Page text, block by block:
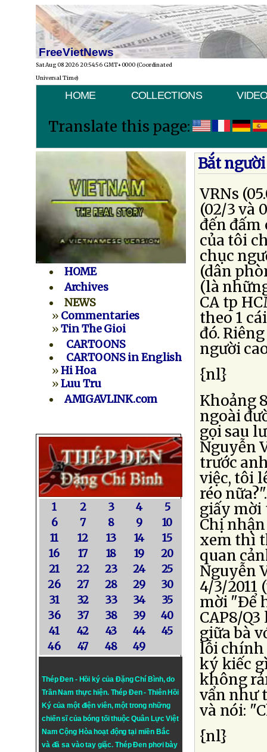
FreeVietNews
Sat Aug 08 2026 20:54:56 GMT+0000 (Coordinated
Universal Time)
HOME COLLECTIONS
Translate this page:
HOME
Archives
NEWS
» Commentaries
»Tin The Gioi
CARTOONS
CARTOONS in English
»Hi Hoa
»Luu Tru
AMIGAVLINK.com
1 2 3 4
5
6
7 8 9
10
11
12 13 14
15
16
17 18 19
20
21
22 23 24
25
26
27 28 29
30
31
32 33 34
35
36
37 38 39
40
41
42 43 44
45
46
47 48 49
Thép Đen - Hồi ký của Đặng Chí Bình, do
Trần Nam thực hiện. Thép Đen- Thiên Hồi
Ký của một điện viên, một trong những
chiến sĩ của bóng tối thuộc Quân Lực Việt
Nam Cộng Hòa hoạt động tại miền Bắc
và đã sa vào tay giặc. Thép Đen phơi bày
Bắt
VRNs
(02/3 và
đến đấm
của tôi
chục
(dân
(là
CA tp
theo 1
đó.
người
{nl}
Khoảng
ngoài
gọi sau
Nguyễn
trước
việc, tôi
réo
giấy mời
Chị
xem thì
quan
Nguyễn
4/3/2011
mời "Ðể
CAP8/
giữa bà
lỗi chính
ký kiếc
không
vẩn như
và nói:
{nl}